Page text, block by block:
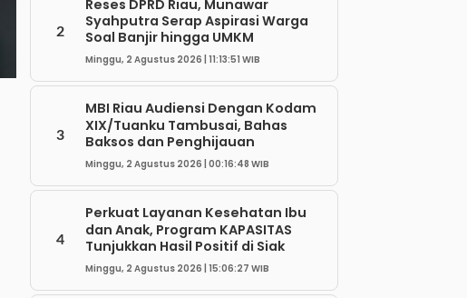
2
Reses DPRD Riau, Munawar
Syahputra Serap Aspirasi Warga
Soal Banjir hingga UMKM
Minggu, 2 Agustus 2026 | 11:13:51 WIB
3
MBI Riau Audiensi Dengan Kodam
XIX/Tuanku Tambusai, Bahas
Baksos dan Penghijauan
Minggu, 2 Agustus 2026 | 00:16:48 WIB
4
Perkuat Layanan Kesehatan Ibu
dan Anak, Program KAPASITAS
Tunjukkan Hasil Positif di Siak
Minggu, 2 Agustus 2026 | 15:06:27 WIB